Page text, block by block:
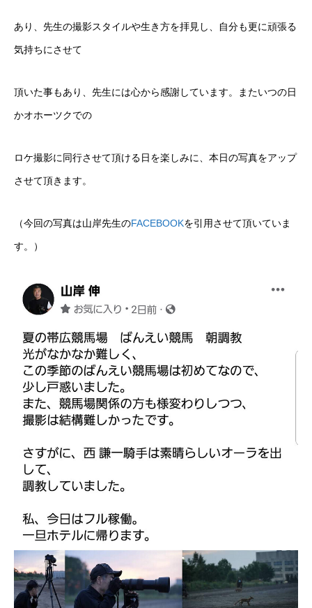
あり、先生の撮影スタイルや生き方を拝見し、自分も更に頑張る
気持ちにさせて
頂いた事もあり、先生には心から感謝しています。またいつの日
かオホーツクでの
ロケ撮影に同行させて頂ける日を楽しみに、本日の写真をアップ
させて頂きます。
（今回の写真は山岸先生のFACEBOOKを引用させて頂いていま
す。）